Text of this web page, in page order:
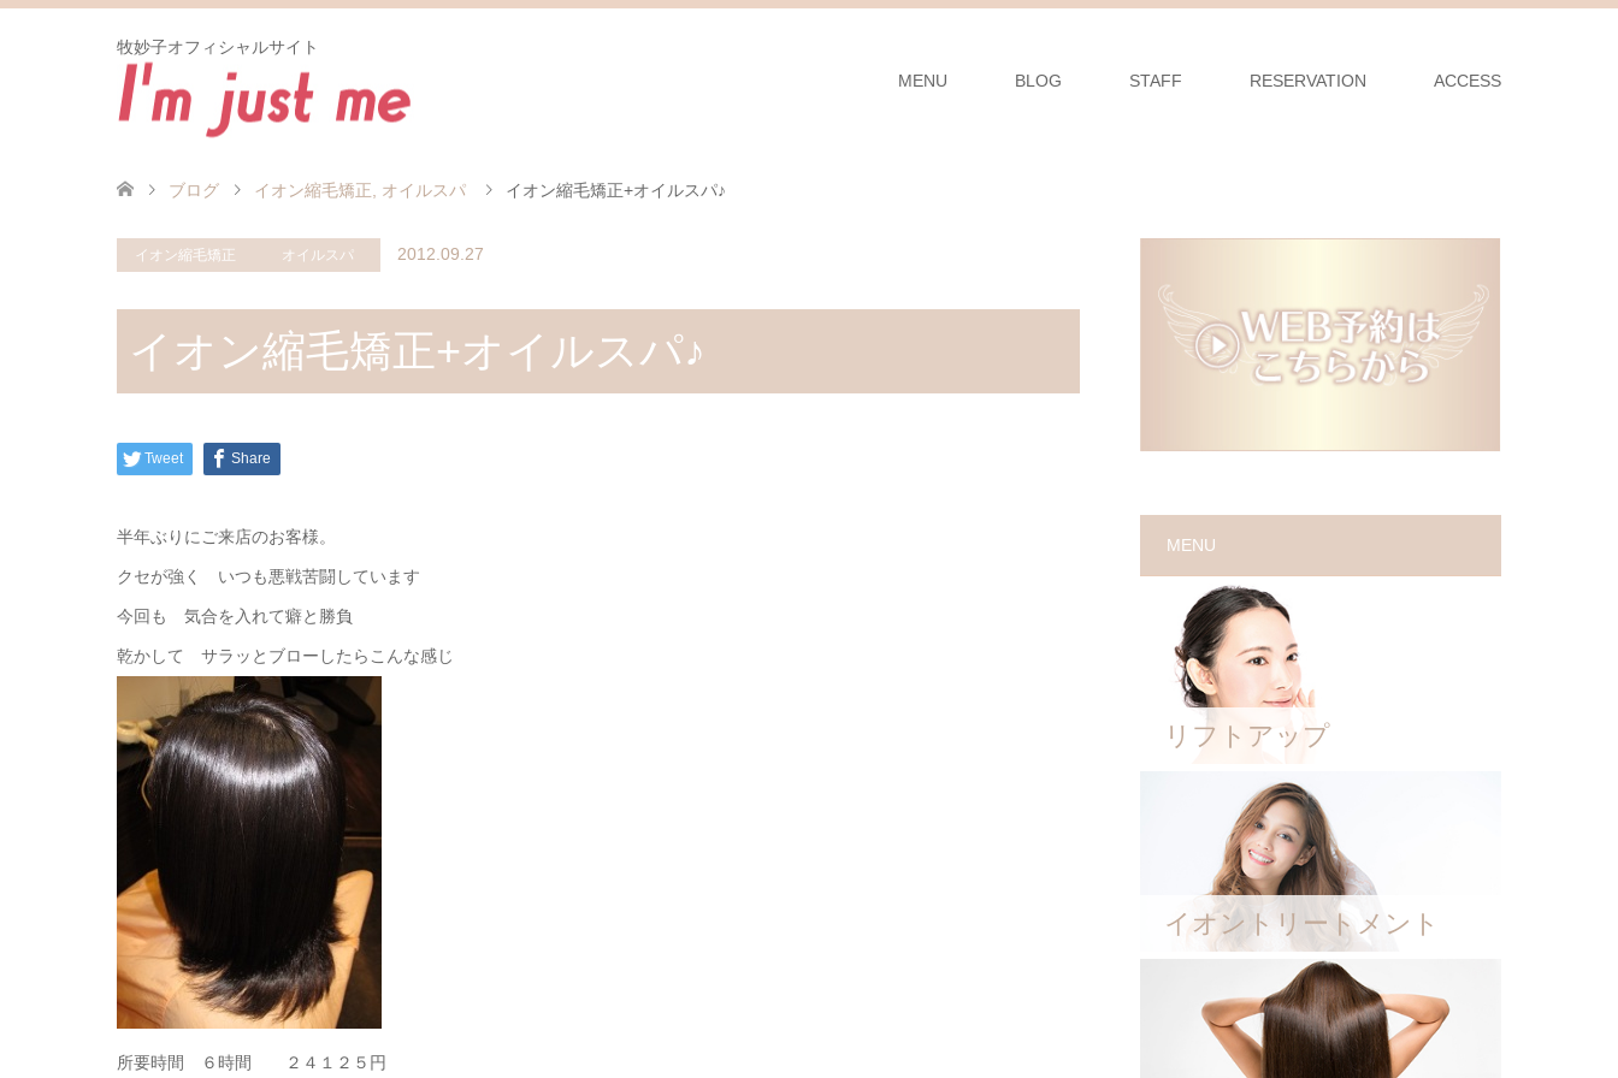
牧妙子オフィシャルサイト
MENU
BLOG STAFF RESERVATION ACCESS
ブログ イオン縮毛矯正 オイルスパ イオン縮毛矯正+オイルスパ♪
イオン縮毛矯正 オイルスパ 2012.09.27
イオン縮毛矯正+オイルスパ♪
Tweet Share
半年ぶりにご来店のお客様。
クセが強く いつも悪戦苦闘しています
今回も 気合を入れて癖と勝負
乾かして サラッとブローしたらこんな感じ
所要時間 ６時間 ２４１２５円
MENU
リフトアップ
イオントリートメント